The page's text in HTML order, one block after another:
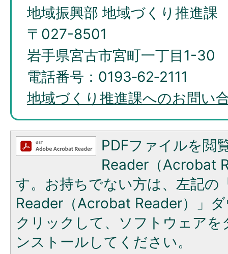
地域振興部 地域づくり推進課
〒027-8501
岩手県宮古市宮町一丁目1-30
電話番号：0193‐62‐2111
地域づくり推進課へのお問い
PDFファイルを閲
Reader（Acrobat
す。お持ちでない方は、左記の
Reader（Acrobat Reader）」
クリックして、ソフトウェア
ンストールしてください。